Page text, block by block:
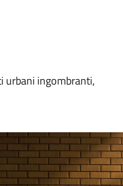
urbani ingombranti,